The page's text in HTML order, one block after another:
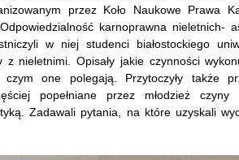
przez Koło Naukowe Prawa
karnoprawna nieletnich-
w niej studenci białostockiego
z nieletnimi. Opisały jakie czynności
one polegają. Przytoczyły także
popełniane przez młodzież
Zadawali pytania, na które uzyskali